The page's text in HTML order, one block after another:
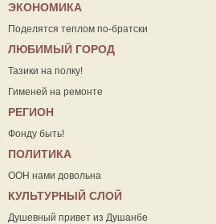
ЭКОНОМИКА
Поделятся теплом по-братски
ЛЮБИМЫЙ ГОРОД
Тазики на полку!
Гименей на ремонте
РЕГИОН
Фонду быть!
ПОЛИТИКА
ООН нами довольна
КУЛЬТУРНЫЙ СЛОЙ
Душевный привет из Душанбе